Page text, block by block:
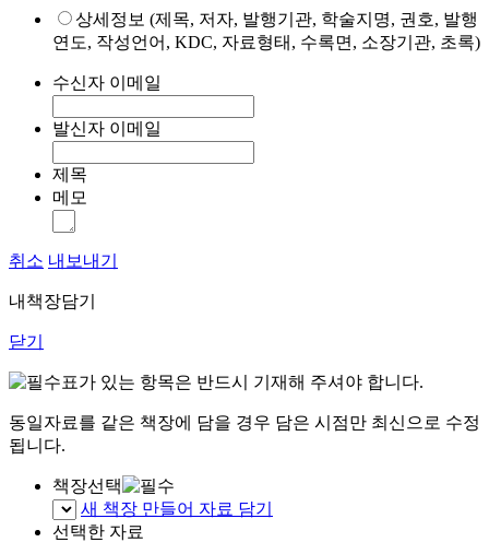
상세정보 (제목, 저자, 발행기관, 학술지명, 권호, 발행
연도, 작성언어, KDC, 자료형태, 수록면, 소장기관, 초록)
수신자 이메일
발신자 이메일
제목
메모
취소 내보내기
내책장담기
닫기
표가 있는 항목은 반드시 기재해 주셔야 합니다.
동일자료를 같은 책장에 담을 경우 담은 시점만 최신으로 수정
됩니다.
책장선택
새 책장 만들어 자료 담기
선택한 자료